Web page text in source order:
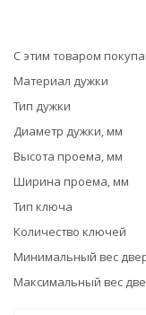
С этим товаром
Материал дужки
Тип дужки
Диаметр дужки, мм
Высота проема, мм
Ширина проема, мм
Тип ключа
Количество ключей
Минимальный вес
Максимальный вес